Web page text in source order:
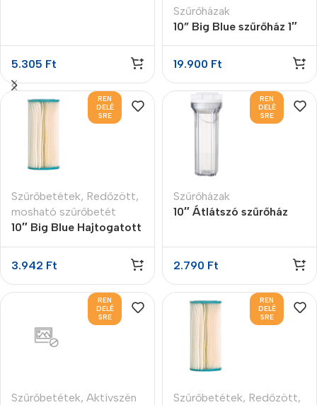
5.305 Ft
Szűrőházak
10” Big Blue szűrőház 1″
19.900 Ft
REN
DELÉ
SRE
Szűrőbetétek, Redőzött,
mosható szűrőbetét
10″ Big Blue Hajtogatott
3.942 Ft
REN
DELÉ
SRE
Szűrőházak
10″ Átlátszó szűrőház
2.790 Ft
REN
DELÉ
SRE
Szűrőbetétek, Aktívszén
REN
DELÉ
SRE
Szűrőbetétek, Redőzött,